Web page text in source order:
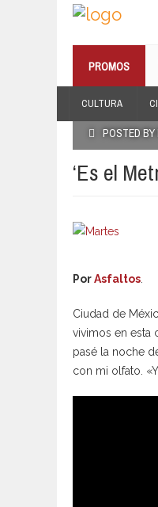
PROMOS
CULTURA
POSTED
‘Es el
PorAsfaltos
Ciudad de
vivimos en esta
pasé la noche
con mi olfato.